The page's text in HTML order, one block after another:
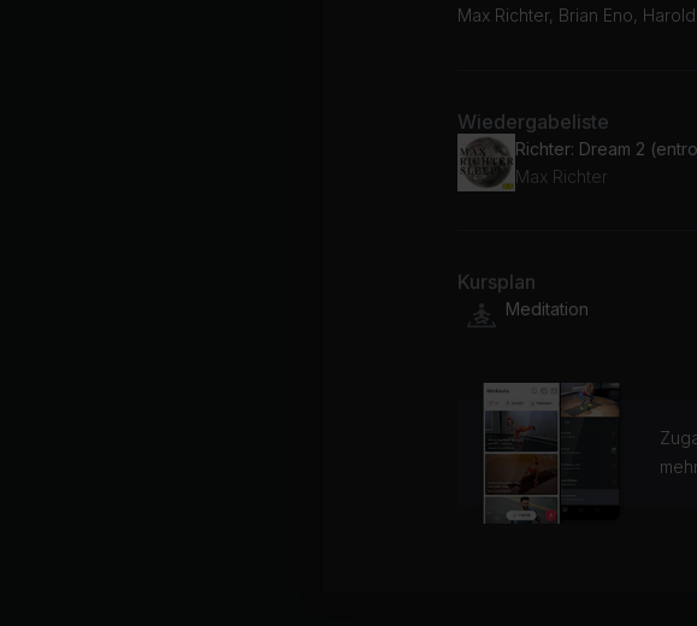
Max Richter, Brian Eno,
Wiedergabeliste
Richter: Dream 2
Max Richter
Kursplan
Meditation